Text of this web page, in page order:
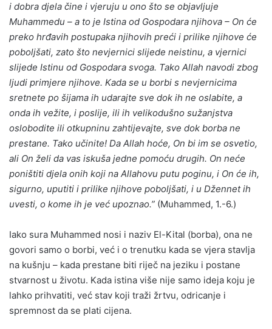
i dobra djela čine i vjeruju u ono što se objavljuje
Muhammedu – a to je Istina od Gospodara njihova – On će
preko hrđavih postupaka njihovih preći i prilike njihove će
poboljšati, zato što nevjernici slijede neistinu, a vjernici
slijede Istinu od Gospodara svoga. Tako Allah navodi zbog
ljudi primjere njihove. Kada se u borbi s nevjernicima
sretnete po šijama ih udarajte sve dok ih ne oslabite, a
onda ih vežite, i poslije, ili ih velikodušno sužanjstva
oslobodite ili otkupninu zahtijevajte, sve dok borba ne
prestane. Tako učinite! Da Allah hoće, On bi im se osvetio,
ali On želi da vas iskuša jedne pomoću drugih. On neće
poništiti djela onih koji na Allahovu putu poginu, i On će ih,
sigurno, uputiti i prilike njihove poboljšati, i u Džennet ih
uvesti, o kome ih je već upoznao.” (Muhammed, 1.-6.)
Iako sura Muhammed nosi i naziv El-Kital (borba), ona ne
govori samo o borbi, već i o trenutku kada se vjera stavlja
na kušnju – kada prestane biti riječ na jeziku i postane
stvarnost u životu. Kada istina više nije samo ideja koju je
lahko prihvatiti, već stav koji traži žrtvu, odricanje i
spremnost da se plati cijena.